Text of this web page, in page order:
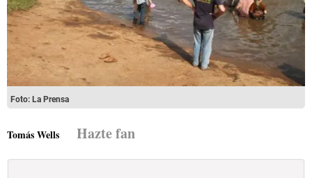
Foto: La Prensa
Tomás Wells Hazte fan